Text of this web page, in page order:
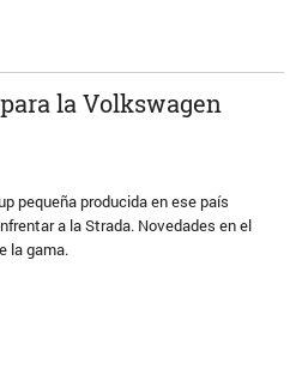
la Volkswagen
pequeña producida en ese país
a la Strada. Novedades en el
la gama.